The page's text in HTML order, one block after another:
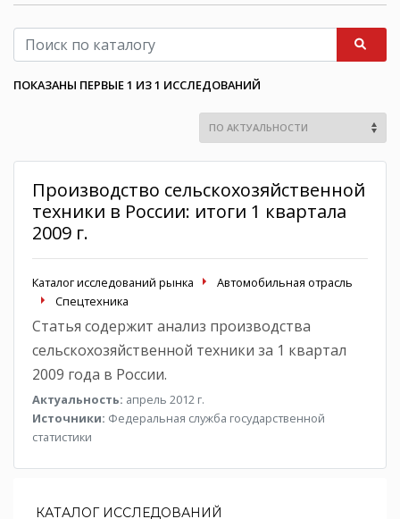
ПОКАЗАНЫ ПЕРВЫЕ 1 ИЗ 1 ИССЛЕДОВАНИЙ
Производство сельскохозяйственной
техники в России: итоги 1 квартала
2009 г.
Каталог исследований рынка
Автомобильная отрасль
Спецтехника
Статья содержит анализ производства
сельскохозяйственной техники за 1 квартал
2009 года в России.
Актуальность: апрель 2012 г.
Источники: Федеральная служба государственной
статистики
КАТАЛОГ ИССЛЕДОВАНИЙ